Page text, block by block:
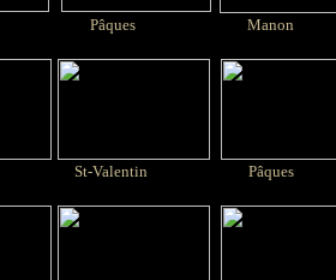
Pâques Manon
St-Valentin Pâques